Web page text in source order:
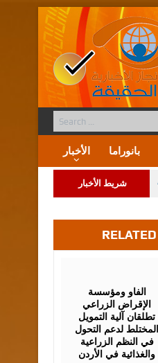
الأخبار بانوراما
شريط الأخبار
الفاو ومؤسسة
الإقراض الزراعي
تطلقان آلية التمويل
المختلط لدعم التحول
في النظم الزراعية
والغذائية في الأردن